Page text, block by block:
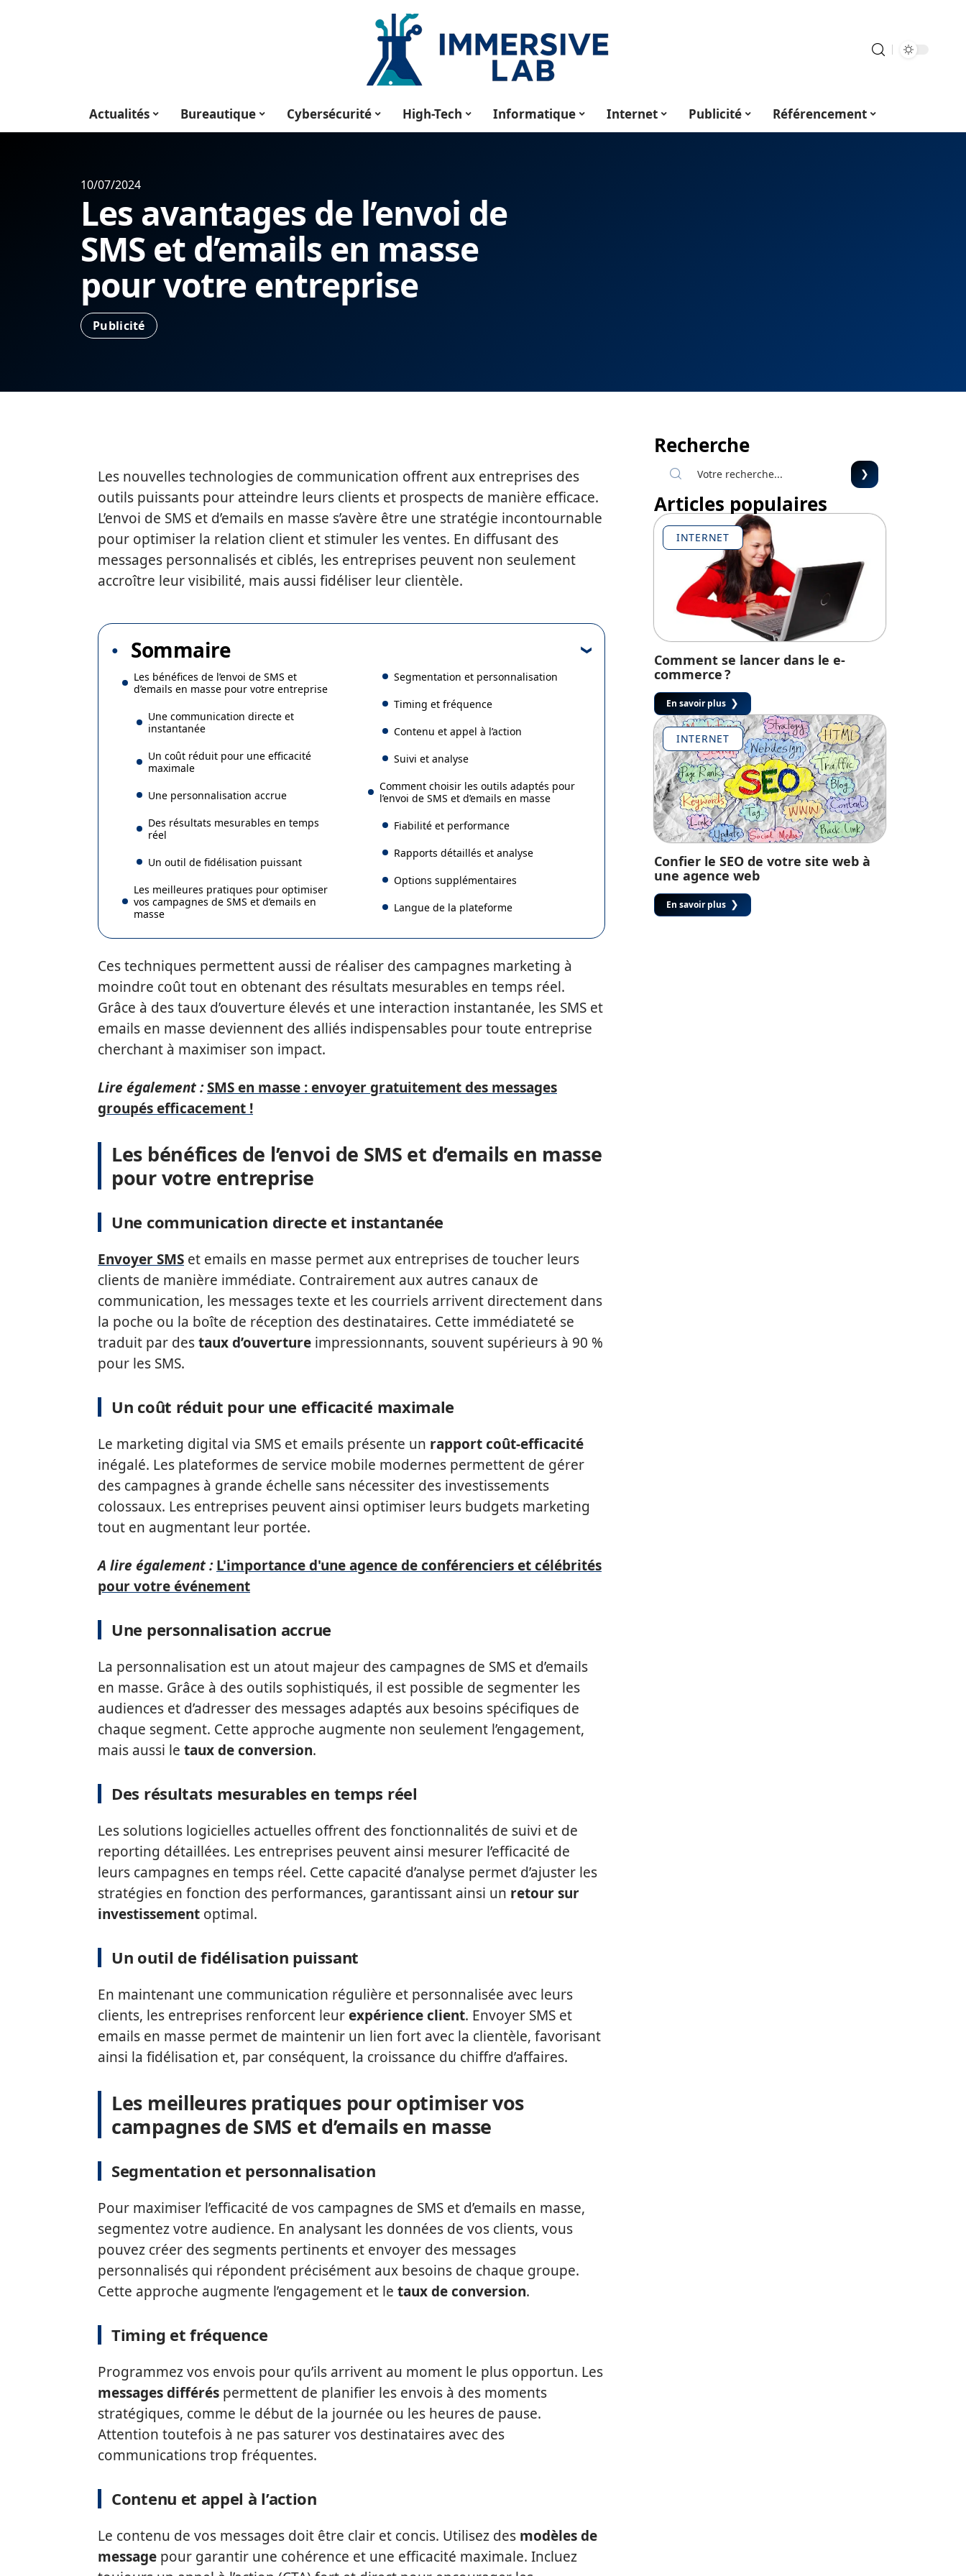
Actualités Bureautique Cybersécurité High-Tech Informatique Internet Publicité Référencement
10/07/2024
Les avantages de l’envoi de
SMS et d’emails en masse
pour votre entreprise
Publicité
Les nouvelles technologies de communication offrent aux entreprises des
outils puissants pour atteindre leurs clients et prospects de manière efficace.
L’envoi de SMS et d’emails en masse s’avère être une stratégie incontournable
pour optimiser la relation client et stimuler les ventes. En diffusant des
messages personnalisés et ciblés, les entreprises peuvent non seulement
accroître leur visibilité, mais aussi fidéliser leur clientèle.
Sommaire
Les bénéfices de l’envoi de SMS et
d’emails en masse pour votre entreprise
Une communication directe et
instantanée
Un coût réduit pour une efficacité
maximale
Une personnalisation accrue
Des résultats mesurables en temps
réel
Un outil de fidélisation puissant
Les meilleures pratiques pour optimiser
vos campagnes de SMS et d’emails en
masse
Segmentation et personnalisation
Timing et fréquence
Contenu et appel à l’action
Suivi et analyse
Comment choisir les outils adaptés pour
l’envoi de SMS et d’emails en masse
Fiabilité et performance
Rapports détaillés et analyse
Options supplémentaires
Langue de la plateforme
Ces techniques permettent aussi de réaliser des campagnes marketing à
moindre coût tout en obtenant des résultats mesurables en temps réel.
Grâce à des taux d’ouverture élevés et une interaction instantanée, les SMS et
emails en masse deviennent des alliés indispensables pour toute entreprise
cherchant à maximiser son impact.
Lire également :SMS en masse : envoyer gratuitement des messages
groupés efficacement !
Les bénéfices de l’envoi de SMS et d’emails en masse
pour votre entreprise
Une communication directe et instantanée
Envoyer SMS et emails en masse permet aux entreprises de toucher leurs
clients de manière immédiate. Contrairement aux autres canaux de
communication, les messages texte et les courriels arrivent directement dans
la poche ou la boîte de réception des destinataires. Cette immédiateté se
traduit par destaux d’ouverture impressionnants, souvent supérieurs à 90 %
pour les SMS.
Un coût réduit pour une efficacité maximale
Le marketing digital via SMS et emails présente un rapport coût-efficacité
inégalé. Les plateformes de service mobile modernes permettent de gérer
des campagnes à grande échelle sans nécessiter des investissements
colossaux. Les entreprises peuvent ainsi optimiser leurs budgets marketing
tout en augmentant leur portée.
A lire également : L'importance d'une agence de conférenciers et célébrités
pour votre événement
Une personnalisation accrue
La personnalisation est un atout majeur des campagnes de SMS et d’emails
en masse. Grâce à des outils sophistiqués, il est possible de segmenter les
audiences et d’adresser des messages adaptés aux besoins spécifiques de
chaque segment. Cette approche augmente non seulement l’engagement,
mais aussi le taux de conversion.
Des résultats mesurables en temps réel
Les solutions logicielles actuelles offrent des fonctionnalités de suivi et de
reporting détaillées. Les entreprises peuvent ainsi mesurer l’efficacité de
leurs campagnes en temps réel. Cette capacité d’analyse permet d’ajuster les
stratégies en fonction des performances, garantissant ainsi un retour sur
investissement optimal.
Un outil de fidélisation puissant
En maintenant une communication régulière et personnalisée avec leurs
clients, les entreprises renforcent leurexpérience client. Envoyer SMS et
emails en masse permet de maintenir un lien fort avec la clientèle, favorisant
ainsi la fidélisation et, par conséquent, la croissance du chiffre d’affaires.
Les meilleures pratiques pour optimiser vos
campagnes de SMS et d’emails en masse
Segmentation et personnalisation
Pour maximiser l’efficacité de vos campagnes de SMS et d’emails en masse,
segmentez votre audience. En analysant les données de vos clients, vous
pouvez créer des segments pertinents et envoyer des messages
personnalisés qui répondent précisément aux besoins de chaque groupe.
Cette approche augmente l’engagement et le taux de conversion.
Timing et fréquence
Programmez vos envois pour qu’ils arrivent au moment le plus opportun. Les
messages différés permettent de planifier les envois à des moments
stratégiques, comme le début de la journée ou les heures de pause.
Attention toutefois à ne pas saturer vos destinataires avec des
communications trop fréquentes.
Contenu et appel à l’action
Le contenu de vos messages doit être clair et concis. Utilisez des modèles de
message pour garantir une cohérence et une efficacité maximale. Incluez
Recherche
Articles populaires
INTERNET
Comment se lancer dans le e-
commerce ?
En savoir plus
INTERNET
Confier le SEO de votre site web à
une agence web
En savoir plus